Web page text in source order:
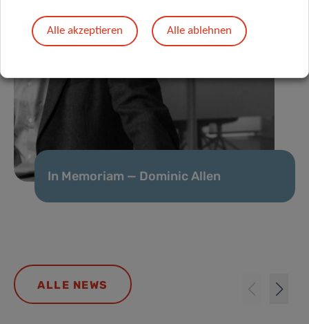
In Memoriam — Dominic Allen
ALLE NEWS
Alle akzeptieren Alle ablehnen